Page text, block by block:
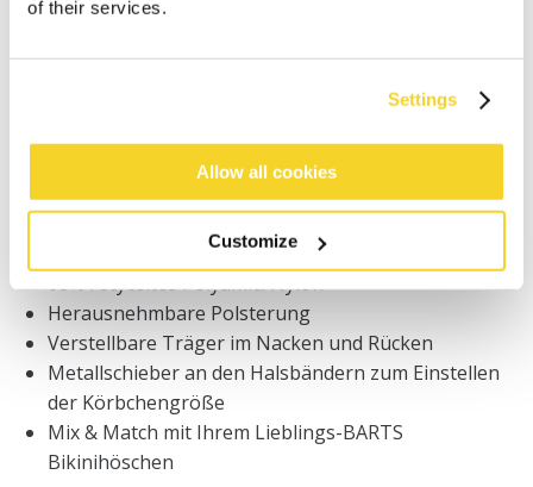
of their services.
Settings
Allow all cookies
Customize
Tag versandt
innerhalb Deutschland
BESCHREIBUNG
Triangel-Bikini-Oberteil mit Blumenprint
68% recyceltes Polyamid/Nylon
Herausnehmbare Polsterung
Verstellbare Träger im Nacken und Rücken
Metallschieber an den Halsbändern zum Einstellen
der Körbchengröße
Mix & Match mit Ihrem Lieblings-BARTS
Bikinihöschen